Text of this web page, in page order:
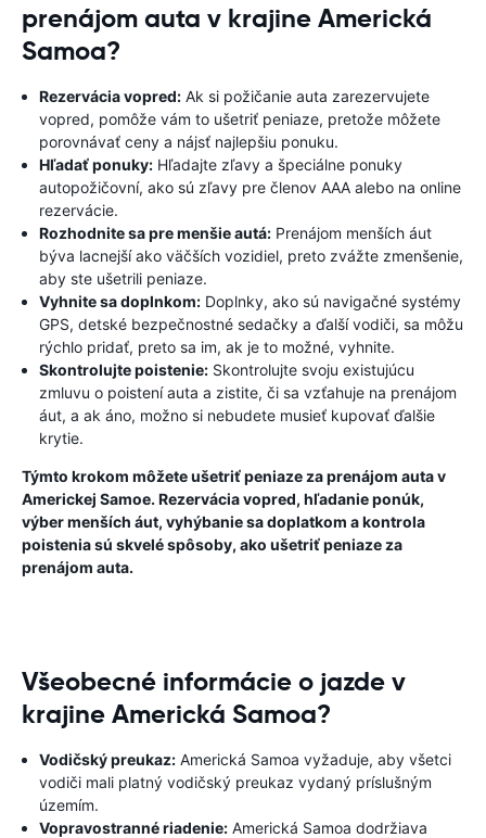
prenájom auta v krajine Americká
Samoa?
Rezervácia vopred: Ak si požičanie auta zarezervujete
vopred, pomôže vám to ušetriť peniaze, pretože môžete
porovnávať ceny a nájsť najlepšiu ponuku.
Hľadať ponuky: Hľadajte zľavy a špeciálne ponuky
autopožičovní, ako sú zľavy pre členov AAA alebo na online
rezervácie.
Rozhodnite sa pre menšie autá: Prenájom menších áut
býva lacnejší ako väčších vozidiel, preto zvážte zmenšenie,
aby ste ušetrili peniaze.
Vyhnite sa doplnkom: Doplnky, ako sú navigačné systémy
GPS, detské bezpečnostné sedačky a ďalší vodiči, sa môžu
rýchlo pridať, preto sa im, ak je to možné, vyhnite.
Skontrolujte poistenie: Skontrolujte svoju existujúcu
zmluvu o poistení auta a zistite, či sa vzťahuje na prenájom
áut, a ak áno, možno si nebudete musieť kupovať ďalšie
krytie.
Týmto krokom môžete ušetriť peniaze za prenájom auta v
Americkej Samoe. Rezervácia vopred, hľadanie ponúk,
výber menších áut, vyhýbanie sa doplatkom a kontrola
poistenia sú skvelé spôsoby, ako ušetriť peniaze za
prenájom auta.
Všeobecné informácie o jazde v
krajine Americká Samoa?
Vodičský preukaz: Americká Samoa vyžaduje, aby všetci
vodiči mali platný vodičský preukaz vydaný príslušným
územím.
Vopravostranné riadenie: Americká Samoa dodržiava